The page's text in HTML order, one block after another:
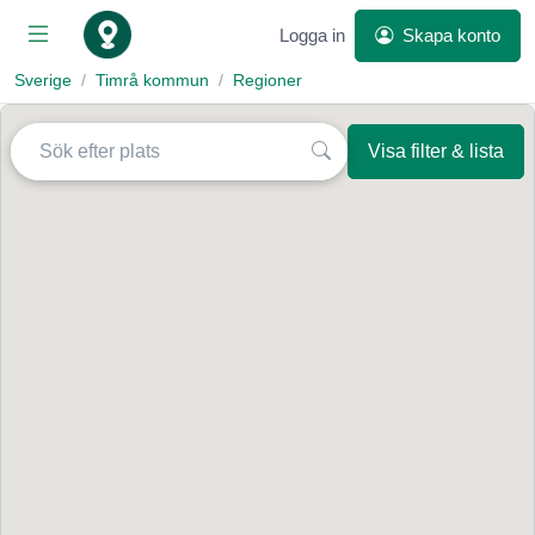
Logga in Skapa konto
Sverige Timrå kommun Regioner
Visa filter & lista